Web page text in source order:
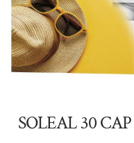
SOLEAL 30 CAP